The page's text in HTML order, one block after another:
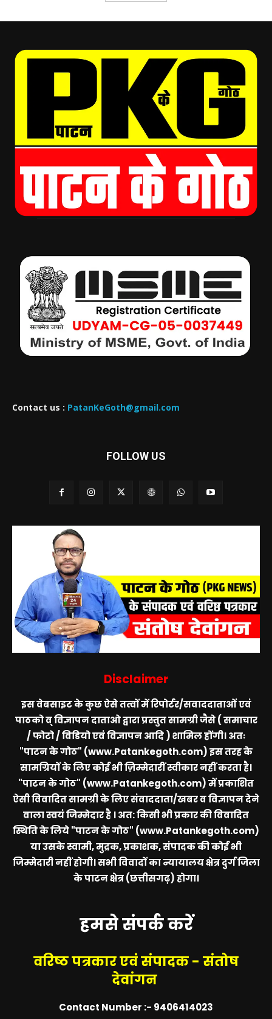
Contact us : PatanKeGoth@gmail.com
FOLLOW US
Disclaimer
इस वेबसाइट के कुछ ऐसे तत्वों में रिपोर्टर/सवाददाताओं एवं
पाठको व् विज्ञापन दाताओ द्वारा प्रस्तुत सामग्री जैसे ( समाचार
/ फोटो / विडियो एवं विज्ञापन आदि ) शामिल होंगी। अतः
"पाटन के गोठ" (www.Patankegoth.com)इस तरह के
सामग्रियों के लिए कोई भी ज़िम्मेदारीं स्वीकार नहीं करता है।
"पाटन के गोठ" (www.Patankegoth.com)में प्रकाशित
ऐसी विवादित सामग्री के लिए संवाददाता/खबर व विज्ञापन देने
वाला स्वयं जिम्मेदार है । अत: किसी भी प्रकार की विवादित
स्थिति के लिये"पाटन के गोठ" (www.Patankegoth.com)
या उसके स्वामी, मुद्रक, प्रकाशक, संपादक की कोई भी
जिम्मेदारी नहीं होगी। सभी विवादों का न्यायालय क्षेत्र दुर्ग जिला
के पाटन क्षेत्र (छत्तीसगढ़) होगा।
हमसे संपर्क करें
वरिष्ठ पत्रकार एवं संपादक - संतोष
देवांगन
Contact Number :- 9406414023